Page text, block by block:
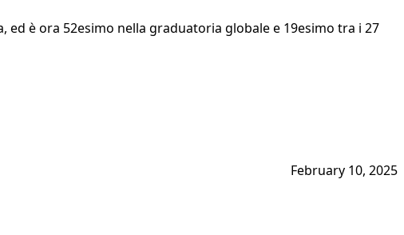
è ora 52esimo nella graduatoria globale e 19esimo tra i 27
February 10, 2025